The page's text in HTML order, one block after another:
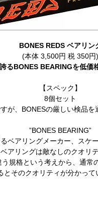
BONES REDS ベアリン
(本体 3,500円 税 350円)
るBONES BEARINGを低価
【スペック】
8個セット
が、BONESの厳しい検品を
”BONES BEARING”
ベアリングメーカー、スケ
アリングは敵なしのクオリ
規格という考えから、通常
とそのクオリティが分かって